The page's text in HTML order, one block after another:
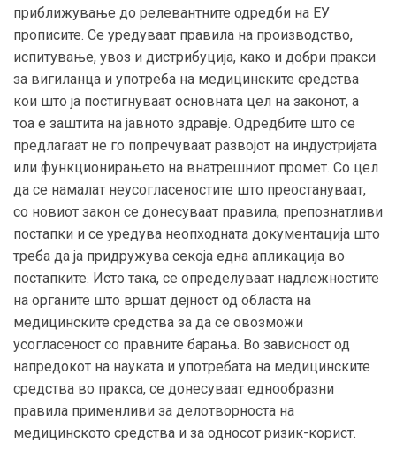
приближување до релевантните одредби на ЕУ
прописите. Се уредуваат правила на производство,
испитување, увоз и дистрибуција, како и добри пракси
за вигиланца и употреба на медицинските средства
кои што ја постигнуваат основната цел на законот, а
тоа е заштита на јавното здравје. Одредбите што се
предлагаат не го попречуваат развојот на индустријата
или функционирањето на внатрешниот промет. Со цел
да се намалат неусогласеностите што преостануваат,
со новиот закон се донесуваат правила, препознатливи
постапки и се уредува неопходната документација што
треба да ја придружува секоја една апликација во
постапките. Исто така, се определуваат надлежностите
на органите што вршат дејност од областа на
медицинските средства за да се овозможи
усогласеност со правните барања. Во зависност од
напредокот на науката и употребата на медицинските
средства во пракса, се донесуваат еднообразни
правила применливи за делотворноста на
медицинското средства и за односот ризик-корист.